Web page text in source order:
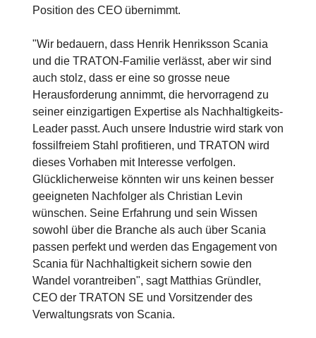
Position des CEO übernimmt.
"Wir bedauern, dass Henrik Henriksson Scania
und die TRATON-Familie verlässt, aber wir sind
auch stolz, dass er eine so grosse neue
Herausforderung annimmt, die hervorragend zu
seiner einzigartigen Expertise als Nachhaltigkeits-
Leader passt. Auch unsere Industrie wird stark von
fossilfreiem Stahl profitieren, und TRATON wird
dieses Vorhaben mit Interesse verfolgen.
Glücklicherweise könnten wir uns keinen besser
geeigneten Nachfolger als Christian Levin
wünschen. Seine Erfahrung und sein Wissen
sowohl über die Branche als auch über Scania
passen perfekt und werden das Engagement von
Scania für Nachhaltigkeit sichern sowie den
Wandel vorantreiben", sagt Matthias Gründler,
CEO der TRATON SE und Vorsitzender des
Verwaltungsrats von Scania.